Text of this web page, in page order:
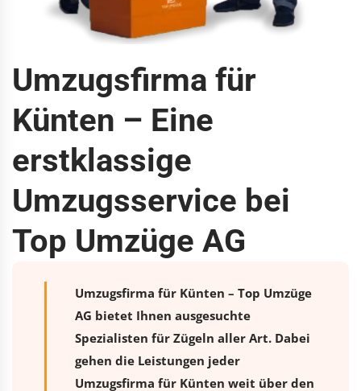
Umzugsfirma für
Künten – Eine
erstklassige
Umzugsservice bei
Top Umzüge AG
Umzugsfirma für Künten – Top Umzüge
AG bietet Ihnen ausgesuchte
Spezialisten für Zügeln aller Art. Dabei
gehen die Leistungen jeder
Umzugsfirma für Künten weit über den